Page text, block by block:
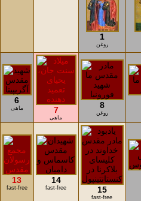
1
روغن
6
ماهی 7
ماهی
8
روغن
13
fast-free
14
fast-free 15
fast-free